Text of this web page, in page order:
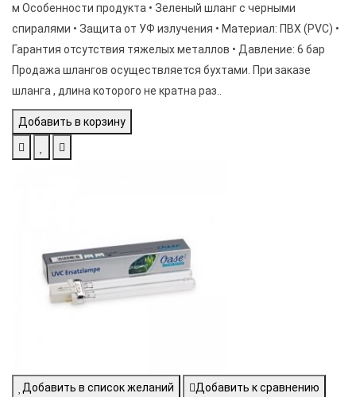
м Особенности продукта • Зеленый шланг с черными
спиралями • Защита от УФ излучения • Материал: ПВХ (PVC) •
Гарантия отсутствия тяжелых металлов • Давление: 6 бар
Продажа шлангов осуществляется бухтами. При заказе
шланга , длина которого не кратна раз..
Добавить в корзину
Добавить в список желаний Добавить к сравнению